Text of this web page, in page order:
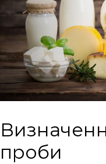
проби